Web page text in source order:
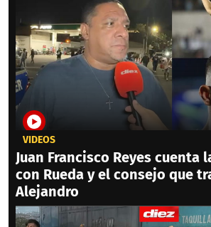
VIDEOS
Juan Francisco Reyes cuenta
con Rueda y el consejo que
Alejandro